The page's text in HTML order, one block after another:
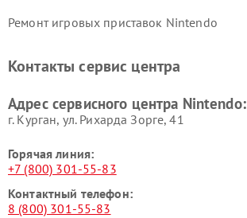
Ремонт игровых приставок Nintendo
Контакты сервис центра
Адрес сервисного центра Nintendo:
г. Курган, ул. Рихарда Зорге, 41
Горячая линия:
+7 (800) 301-55-83
Контактный телефон:
8 (800) 301-55-83